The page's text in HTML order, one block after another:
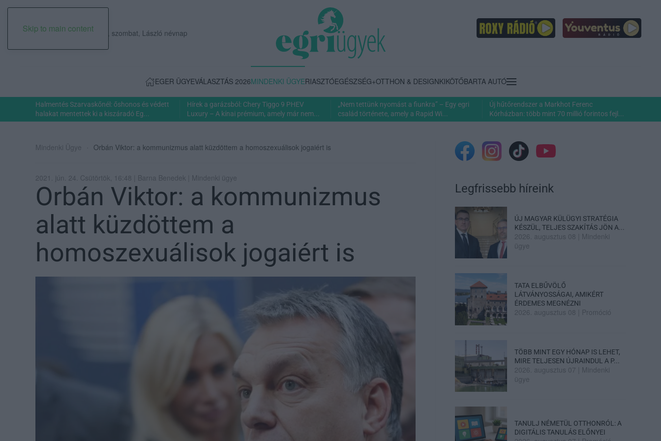
Skip to main content
2026. augusztus 08., szombat, László névnap
EGER ÜGYEVÁLASZTÁS 2026MINDENKI ÜGYERIASZTÓEGÉSZSÉG+OTTHON & DESIGNKIKÖTŐBARTA AUTÓ
Halmentés Szarvaskőnél: őshonos és védett
halakat mentettek ki a kiszáradó Eg...
Hírek a garázsból: Chery Tiggo 9 PHEV
Luxury – A kínai prémium, amely már nem...
„Nem tettünk nyomást a fiunkra” – Egy egri
család története, amely a Rapid Wi...
Új hűtőrendszer a Markhot Ferenc
Kórházban: több mint 70 millió forintos fejl...
Mindenki Ügye Orbán Viktor: a kommunizmus alatt küzdöttem a homoszexuálisok jogaiért is
2021. jún. 24. Csütörtök, 16:48 | Barna Benedek | Mindenki ügye
Orbán Viktor: a kommunizmus
alatt küzdöttem a
homoszexuálisok jogaiért is
Legfrissebb híreink
ÚJ MAGYAR KÜLÜGYI STRATÉGIA
KÉSZÜL, TELJES SZAKÍTÁS JÖN A...
2026. augusztus 08
Mindenki
ügye
TATA ELBŰVÖLŐ
LÁTVÁNYOSSÁGAI, AMIKÉRT
ÉRDEMES MEGNÉZNI
2026. augusztus 08 Promóció
TÖBB MINT EGY HÓNAP IS LEHET,
MIRE TELJESEN ÚJRAINDUL A P...
2026. augusztus 07
Mindenki
ügye
TANULJ NÉMETÜL OTTHONRÓL: A
DIGITÁLIS TANULÁS ELŐNYEI